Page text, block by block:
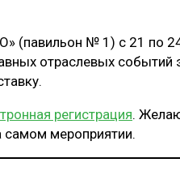
(павильон № 1) с 21 по
отраслевых событий
регистрация.
самом мероприятии.